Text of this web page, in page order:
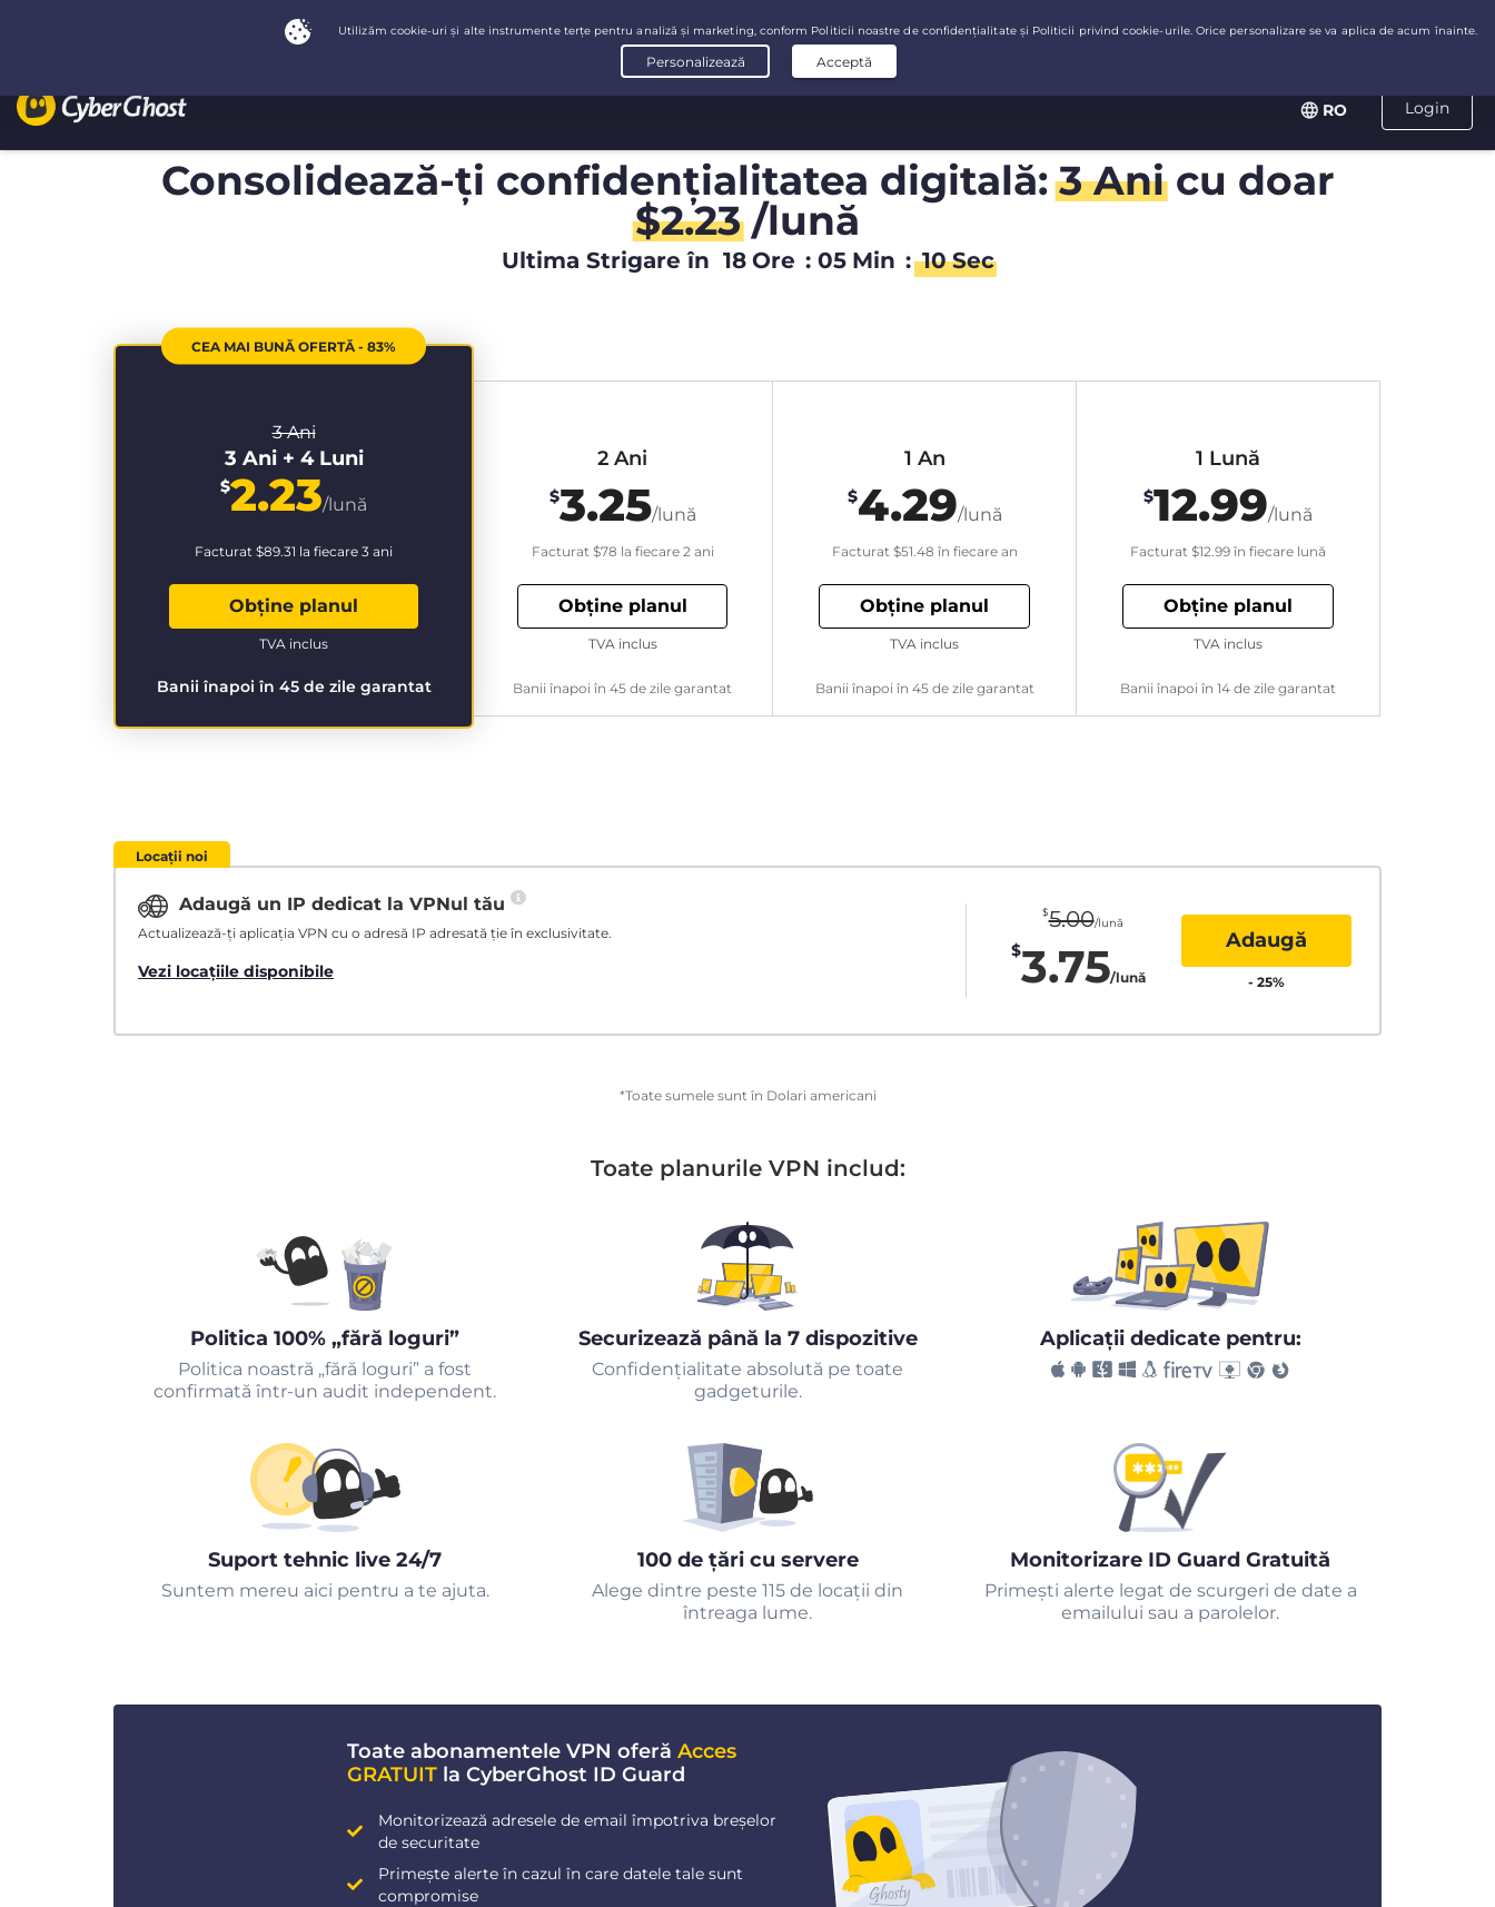
Login
RO
Consolidează-ți confidențialitatea digitală:3 Anicu doar
$2.23/lună
Ultima Strigare în 18 Ore : 05 Min : 09 Sec
CEA MAI BUNĂ OFERTĂ - 83%
3 Ani
3 Ani + 4 Luni
$2.23/lună
Facturat $89.31 la fiecare 3 ani
Obține planul
Banii înapoi în 45 de zile garantat
TVA inclus
2 Ani
$3.25/lună
Facturat $78 la fiecare 2 ani
Obține planul
Banii înapoi în 45 de zile garantat
TVA inclus
1 An
$4.29/lună
Facturat $51.48 în fiecare an
Obține planul
Banii înapoi în 45 de zile garantat
TVA inclus
1 Lună
$12.99/lună
Facturat $12.99 în fiecare lună
Obține planul
Banii înapoi în 14 de zile garantat
TVA inclus
Locații noi
Adaugă un IP dedicat la VPNul tău
Actualizează-ți aplicația VPN cu o adresă IP adresată ție în exclusivitate.
Vezi locațiile disponibile
$5.00/lună
$3.75/lună
Adaugă
- 25%
*Toate sumele sunt în Dolari americani
Toate planurile VPN includ:
Politica 100% „fără loguri”
Politica noastră „fără loguri” a fost
confirmată într-un audit independent.
Securizează până la 7 dispozitive
Confidențialitate absolută pe toate
gadgeturile.
Aplicaţii dedicate pentru:
Suport tehnic live 24/7
Suntem mereu aici pentru a te ajuta.
100 de țări cu servere
Alege dintre peste 115 de locații din
întreaga lume.
Monitorizare ID Guard Gratuită
Primeşti alerte legat de scurgeri de date a
emailului sau a parolelor.
Toate abonamentele VPN oferă Acces
GRATUIT la CyberGhost ID Guard
Monitorizează adresele de email împotriva breșelor
de securitate
Primește alerte în cazul în care datele tale sunt
compromise